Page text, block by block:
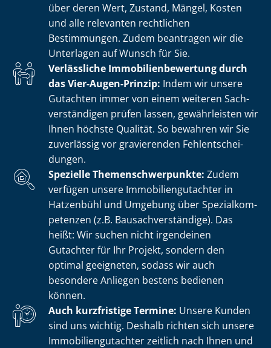
über deren Wert, Zustand, Mängel, Kosten
und alle relevanten rechtlichen
Bestimmungen. Zudem beantragen wir die
Unterlagen auf Wunsch für Sie.
Verlässliche Im­mo­bi­li­en­be­wer­tung durch
das Vier-Augen-Prinzip: Indem wir unsere
Gutachten immer von einem weiteren Sach­
ver­stän­di­gen prüfen lassen, gewährleisten wir
Ihnen höchste Qualität. So bewahren wir Sie
zuverlässig vor gravierenden Fehl­ent­schei­
dun­gen.
Spezielle The­men­schwer­punk­te: Zudem
verfügen unsere Im­mo­bi­li­en­gut­ach­ter in
Hatzenbühl und Umgebung über Spe­zi­al­kom­
pe­ten­zen (z.B. Bau­sach­ver­stän­di­ge). Das
heißt: Wir suchen nicht irgendeinen
Gutachter für Ihr Projekt, sondern den
optimal geeigneten, sodass wir auch
besondere Anliegen bestens bedienen
können.
Auch kurzfristige Termine: Unsere Kunden
sind uns wichtig. Deshalb richten sich unsere
Im­mo­bi­li­en­gut­ach­ter zeitlich nach Ihnen und